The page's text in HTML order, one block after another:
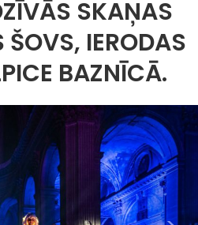
SKAŅAS
IERODAS
BAZNĪCĀ.